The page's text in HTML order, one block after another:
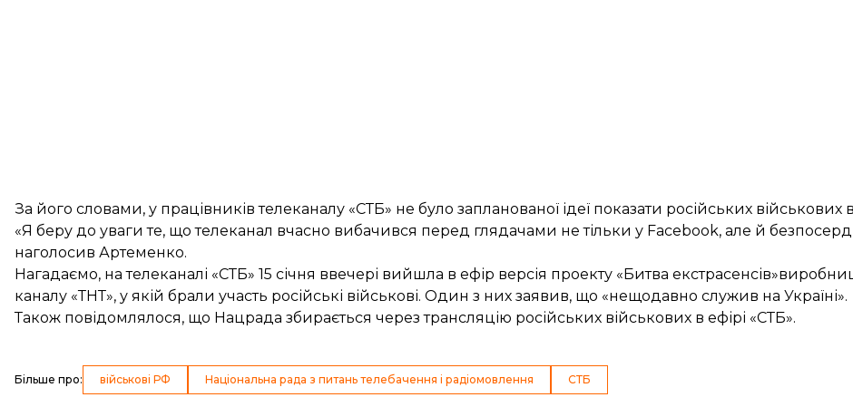
За його словами, у працівників телеканалу «СТБ» не було запланованої ідеї показати російських військових в
«Я беру до уваги те, що телеканал вчасно вибачився перед глядачами не тільки у Facebook, але й
наголосив Артеменко.
Нагадаємо, на телеканалі «СТБ» 15 січня ввечері вийшла в ефір версія проекту «Битва
каналу «ТНТ», у якій брали участь російські військові. Один з них заявив, що «нещодавно служив на Україні».
Також повідомлялося, що Нацрада збирається через трансляцію російських військових в ефірі «СТБ».
Більше про: військові РФ Національна рада з питань телебачення і радіомовлення СТБ